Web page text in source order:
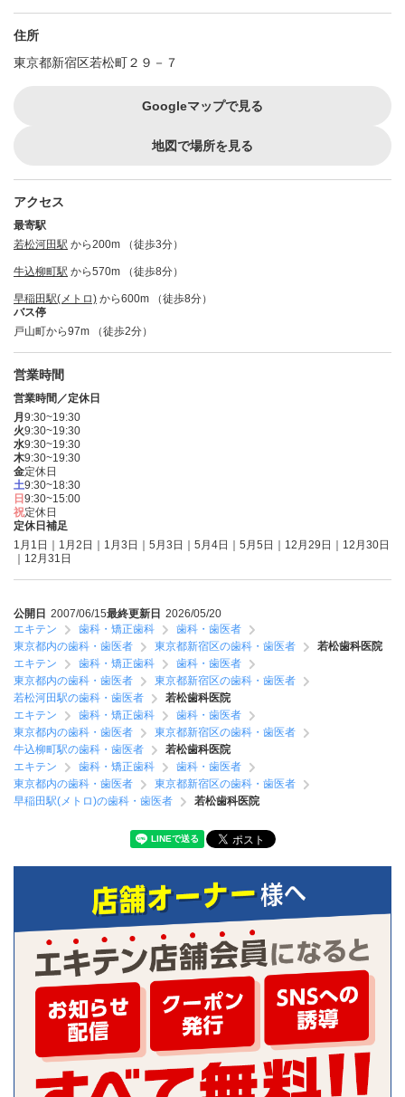
住所
東京都新宿区若松町２９－７
Googleマップで見る
地図で場所を見る
アクセス
最寄駅
若松河田駅 から200m （徒歩3分）
牛込柳町駅 から570m （徒歩8分）
早稲田駅(メトロ) から600m （徒歩8分）
バス停
戸山町から97m （徒歩2分）
営業時間
営業時間／定休日
月 9:30~19:30
火9:30~19:30
水9:30~19:30
木9:30~19:30
金定休日
土9:30~18:30
日 9:30~15:00
祝定休日
定休日補足
1月1日｜1月2日｜1月3日｜5月3日｜5月4日｜5月5日｜12月29日｜12月30日
｜12月31日
公開日 2007/06/15最終更新日 2026/05/20
エキテン
歯科・矯正歯科
歯科・歯医者
東京都内の歯科・歯医者
東京都新宿区の歯科・歯医者
若松歯科医院
エキテン
歯科・矯正歯科
歯科・歯医者
東京都内の歯科・歯医者
東京都新宿区の歯科・歯医者
若松河田駅の歯科・歯医者
若松歯科医院
エキテン
歯科・矯正歯科
歯科・歯医者
東京都内の歯科・歯医者
東京都新宿区の歯科・歯医者
牛込柳町駅の歯科・歯医者
若松歯科医院
エキテン
歯科・矯正歯科
歯科・歯医者
東京都内の歯科・歯医者
東京都新宿区の歯科・歯医者
早稲田駅(メトロ)の歯科・歯医者
若松歯科医院